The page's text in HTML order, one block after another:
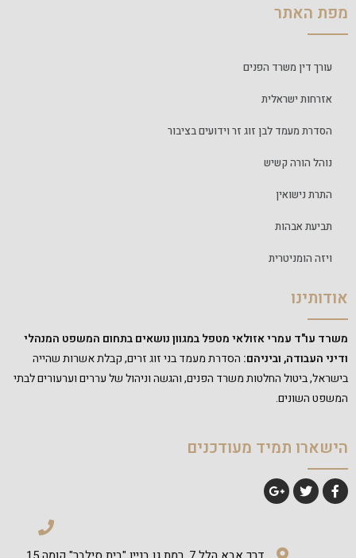
מפת האתר
עורך דין משרד הפנים
אזרחות ישראלית
הסדרת מעמד לבן זוג זר וידועים בציבור
נוהל הורה קשיש
התרת נישואין
תביעת אבהות
ויזה הומניטרית
אודותינו
משרד עו"ד עמרי אזולאי מטפל במגוון נושאים בתחום המשפט המנהלי
ודיני העבודה, וביניהם: הסדרת מעמד בני זוג זרים, קבלת אשרות שהייה
בישראל, ביטול החלטות משרד הפנים, והגשה וניהול של עררים וערעורים לבתי
המשפט השונים.
הישארו תמיד מעודכנים